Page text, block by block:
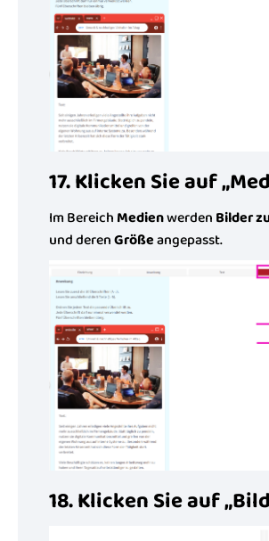
17. Klicken Sie auf
Im Bereich Medienwerden Bilder
und derenGrößeangepasst.
18. Klicken Sie auf